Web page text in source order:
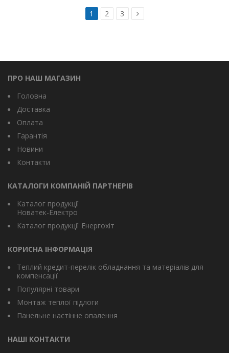
1 2 3
ПРО НАШ МАГАЗИН
Головна
Доставка
Оплата
Гарантія
Новини
Контакти
КАТАЛОГИ КОМПАНІЙ ПАРТНЕРІВ
Каталог продукції
Новатек-Електро
Каталог продукції Енергохіт
КОРИСНА ІНФОРМАЦІЯ
Теплий кредит-перелік обладнання та матеріалів для
компенсації
Популярні товари
Монтаж теплої підлоги
Панельне настінне опалення
НАШІ КОНТАКТИ